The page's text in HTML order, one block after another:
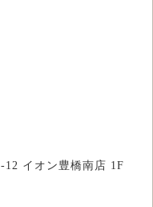
12 イオン豊橋南店 1F